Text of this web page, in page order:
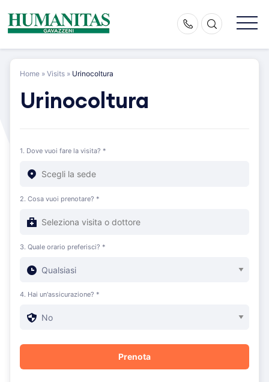
content
Home » Visits » Urinocoltura
Urinocoltura
1. Dove vuoi fare la visita? *
2. Cosa vuoi prenotare? *
3. Quale orario preferisci? *
4. Hai un'assicurazione? *